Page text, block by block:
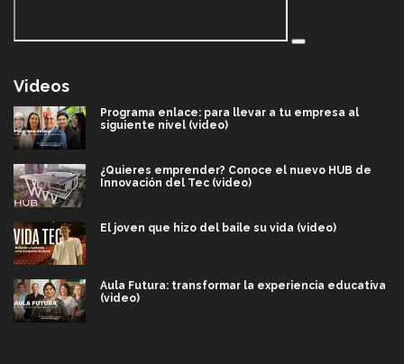
Videos
Programa enlace: para llevar a tu empresa al
siguiente nivel (video)
¿Quieres emprender? Conoce el nuevo HUB de
Innovación del Tec (video)
El joven que hizo del baile su vida (video)
Aula Futura: transformar la experiencia educativa
(video)